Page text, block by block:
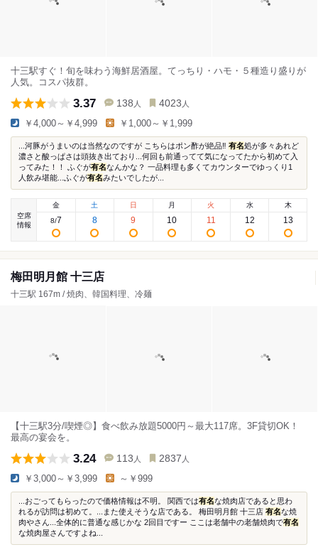
十三駅すぐ！旬を味わう海鮮居酒屋。てっちり・ハモ・５種造り盛りが
人気。コスパ抜群。
3.37 138 人 4023 人
￥4,000～￥4,999 ￥1,000～￥1,999
...河豚がうまいのは当然なのですが こちらはポン酢が絶品‼ 有名処が多々あれど
濃さと酸っぱさは頭抜き出ており...何回も前通ってて気になってたから初めて入
ってみた！！ ふぐが有名なんかな？ 一品料理も多くてカウンターでゆっくり1
人飲み堪能...ふぐが有名みたいでしたが...
空席
情報
金
8/7
土
8
日
9
月
10
火
11
水
12
木
13
梅田明月館 十三店
十三駅 167m / 焼肉、韓国料理、冷麺
【十三駅3分/喫煙◎】食べ飲み放題5000円～最大117席。3F貸切OK！
最高の宴会を。
3.24 113 人 2837 人
￥3,000～￥3,999 ～￥999
...おごってもらったので価格情報は不明。 関西では有名な焼肉店であると思わ
れるが訪問は初めて。...また使えそうな店である。 梅田明月館 十三店 有名な焼
肉やさん...全体的に普通な感じかな 2回目ですー ここは老舗中の老舗焼肉で有名
な焼肉屋さんですよね...